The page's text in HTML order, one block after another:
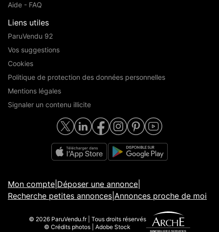
Aide - FAQ
Liens utiles
ParuVendu 92
Vos suggestions
Cookies
Politique de protection des données personnelles
Mentions légales
Signaler un contenu illicite
Mon compte Déposer une annonce
Recherche petites annonces Annonces proche de moi
© 2026 ParuVendu.fr | Tous droits réservés
© Crédits photos | Adobe Stock